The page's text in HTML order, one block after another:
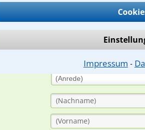
Impressum ⁃
schildern. Anschließend werden sich
Rückmeldung durch einen Anwalt ist
(Anrede)